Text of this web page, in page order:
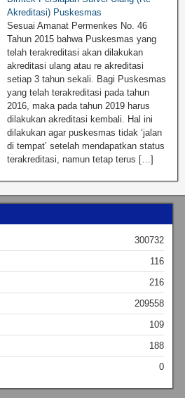
Akreditasi) Puskesmas
Sesuai Amanat Permenkes No. 46
Tahun 2015 bahwa Puskesmas yang
telah terakreditasi akan dilakukan
akreditasi ulang atau re akreditasi
setiap 3 tahun sekali. Bagi Puskesmas
yang telah terakreditasi pada tahun
2016, maka pada tahun 2019 harus
dilakukan akreditasi kembali. Hal ini
dilakukan agar puskesmas tidak ‘jalan
di tempat’ setelah mendapatkan status
terakreditasi, namun tetap terus […]
300732
116
216
209558
109
188
0